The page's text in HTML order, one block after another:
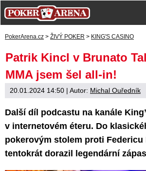
PokerArena.cz > ŽIVÝ POKER > KING'S CASINO
Patrik Kincl v Brunato
MMA jsem šel all-in!
20.01.2024 14:50 | Autor: Michal Ouředník
Další díl podcastu na kanále
v internetovém éteru. Do
pokerovým stolem proti Federicu
tentokrát dorazil legendární